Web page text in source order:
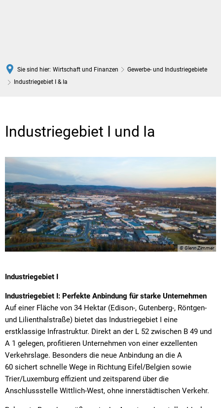
Sie sind hier: Wirtschaft und Finanzen
Gewerbe- und Industriegebiete
Industriegebiet I & Ia
Ia
Industriegebiet I und Ia
© Glenn Zimmer
Industriegebiet I
Industriegebiet I: Perfekte Anbindung für starke Unternehmen
Auf einer Fläche von 34 Hektar (Edison-, Gutenberg-, Röntgen-
und Lilienthalstraße) bietet das Industriegebiet I eine
erstklassige Infrastruktur. Direkt an der L 52 zwischen B 49 und
A 1 gelegen, profitieren Unternehmen von einer exzellenten
Verkehrslage. Besonders die neue Anbindung an die A
60 sichert schnelle Wege in Richtung Eifel/Belgien sowie
Trier/Luxemburg effizient und zeitsparend über die
Anschlussstelle Wittlich-West, ohne innerstädtischen Verkehr.